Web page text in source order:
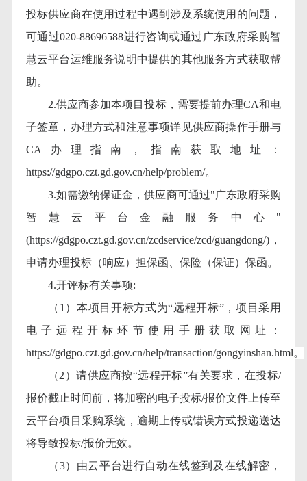
投标供应商在使用过程中遇到涉及系统使用的问题，
可通过020-88696588进行咨询或通过广东政府采购智
慧云平台运维服务说明中提供的其他服务方式获取帮
助。
2.供应商参加本项目投标，需要提前办理CA和电
子签章，办理方式和注意事项详见供应商操作手册与
CA办理指南，指南获取地址：
https://gdgpo.czt.gd.gov.cn/help/problem/。
3.如需缴纳保证金，供应商可通过"广东政府采购
智慧云平台金融服务中心"
(https://gdgpo.czt.gd.gov.cn/zcdservice/zcd/guangdong/)，
申请办理投标（响应）担保函、保险（保证）保函。
4.开评标有关事项:
（ 1）本项目开标方式为“远程开标”，项目采用
电子远程开标环节使用手册获取网址：
https://gdgpo.czt.gd.gov.cn/help/transaction/gongyinshan.html。
（2）请供应商按“远程开标”有关要求，在投标/
报价截止时间前，将加密的电子投标/报价文件上传至
云平台项目采购系统，逾期上传或错误方式投递送达
将导致投标/报价无效。
（3）由云平台进行自动在线签到及在线解密，